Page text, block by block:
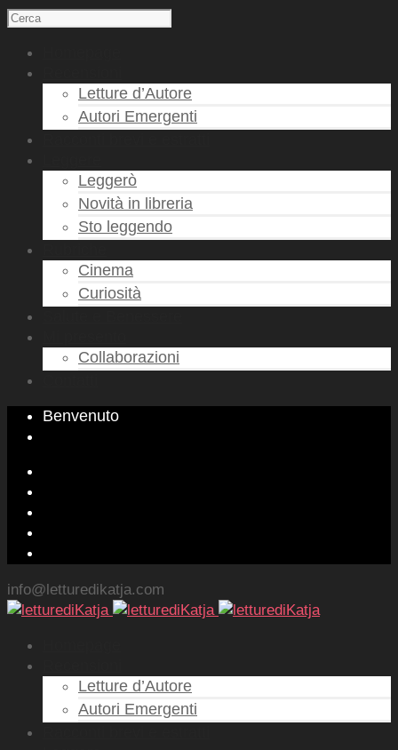
Letture d’Autore
Autori Emergenti
Leggerò
Novità in libreria
Sto leggendo
Cinema
Curiosità
Collaborazioni
Benvenuto
info@letturedikatja.com
Letture d’Autore
Autori Emergenti